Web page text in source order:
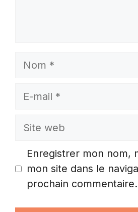
Nom
E-
Site
Enregistrer mon nom,
mon site dans le
prochain commentaire.